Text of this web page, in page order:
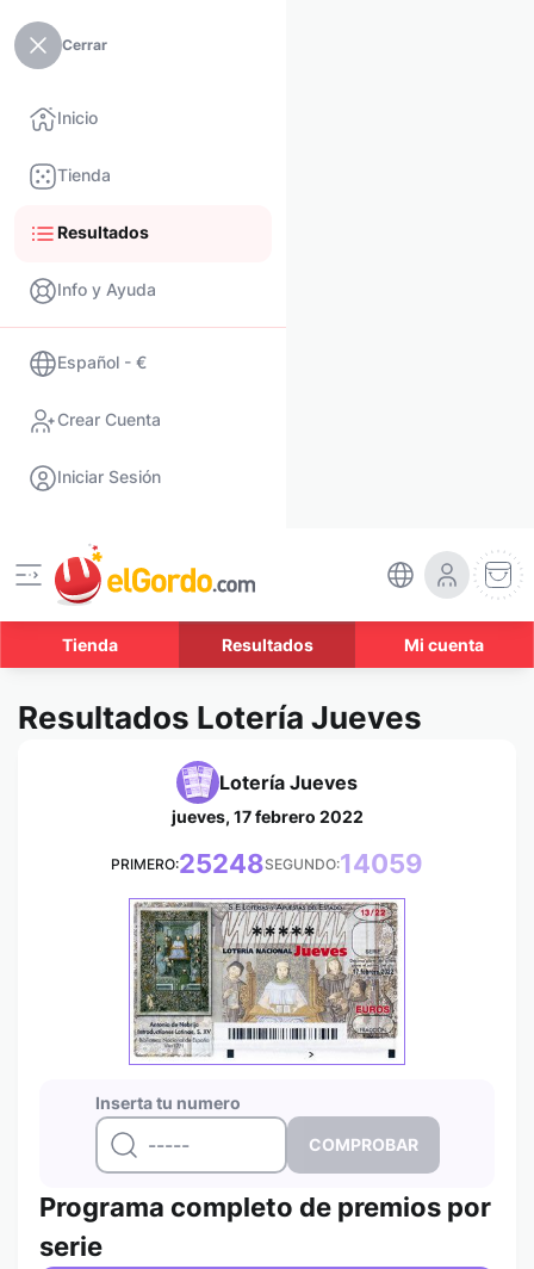
Cerrar
Inicio
Tienda
Resultados
Info y Ayuda
Español - €
Crear Cuenta
Iniciar Sesión
Tienda Resultados Mi cuenta
Resultados Lotería Jueves
Lotería Jueves
jueves, 17 febrero 2022
PRIMERO:25248SEGUNDO:14059
Inserta tu numero
*****
Programa completo de premios por
serie